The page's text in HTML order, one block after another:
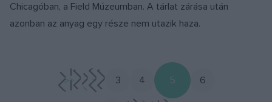
Chicagóban, a Field Múzeumban. A tárlat zárása után
azonban az anyag egy része nem utazik haza.
<< < 3 4 5 6